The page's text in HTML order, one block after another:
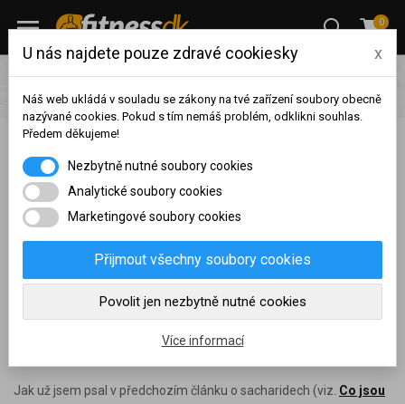
0
Blog Radíme s výběrem
Sacharidy v potravinách – co
vyhledávat a čemu se raději vyhýbat?
Sacharidy v potravinách – co vyhledávat a čemu se
raději vyhýbat?
Publikováno:16.05.2021,Naposledy aktualizováno:
Sacharidy (neboli cukry) ve zdravé výživě nemají dobrou pověst.
o nich neslýcháme tolik, kolik bychom měli. Problém ale není v
sacharidech samotných jako spíš v jejich
Jak už jsem psal v předchozím článku o sacharidech (viz. Co jsou
dosaženého obratu za
sledované období, byl váš
účet přeřazen do jiné
skupiny:
U nás najdete pouze zdravé cookiesky x
Náš web ukládá v souladu se zákony na tvé zařízení soubory obecně
nazývané cookies. Pokud s tím nemáš problém, odklikni souhlas.
Předem děkujeme!
Nezbytně nutné soubory cookies
Analytické soubory cookies
Marketingové soubory cookies
Přijmout všechny soubory cookies
Povolit jen nezbytně nutné cookies
Více informací